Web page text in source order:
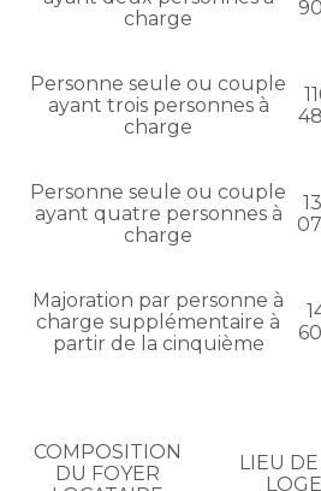
charge
Personne seule ou couple
ayant trois personnes à
charge
Personne seule ou couple
ayant quatre personnes à
charge
Majoration par personne à
charge supplémentaire à
partir de la cinquième
COMPOSITION
DU FOYER
LIEU